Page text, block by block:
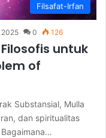
Filsafat-Irfan
2025 0 126
untuk
of
Substansial, Mulla
dan spiritualitas